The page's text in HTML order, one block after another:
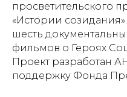
просветительского
«Истории
шесть
фильмов о Героях
Проект разработан
поддержку Фонда